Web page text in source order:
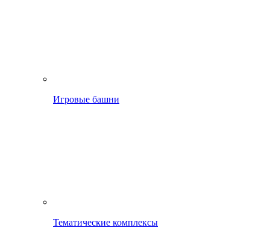
Игровые башни
Тематические комплексы